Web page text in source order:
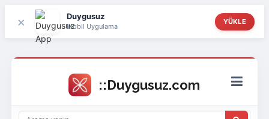
× Duygusuz
Mobil Uygulama
YÜKLE